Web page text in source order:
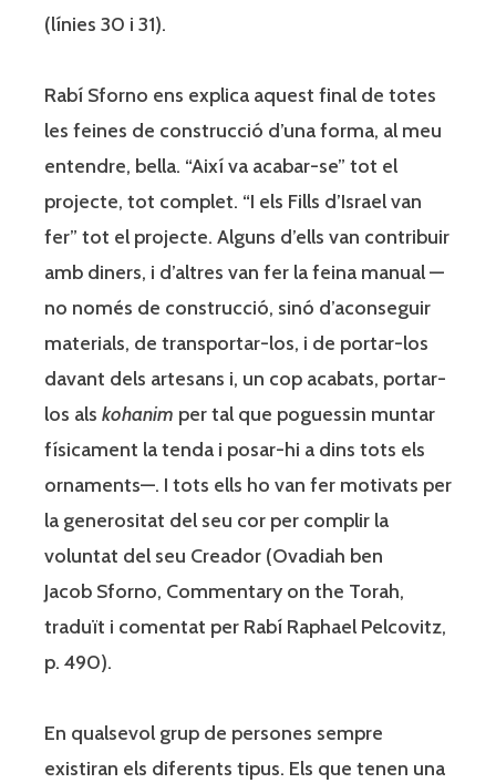
(línies 30 i 31).
Rabí Sforno ens explica aquest final de totes
les feines de construcció d’una forma, al meu
entendre, bella. “Així va acabar-se” tot el
projecte, tot complet. “I els Fills d’Israel van
fer” tot el projecte. Alguns d’ells van contribuir
amb diners, i d’altres van fer la feina manual —
no només de construcció, sinó d’aconseguir
materials, de transportar-los, i de portar-los
davant dels artesans i, un cop acabats, portar-
los als kohanim per tal que poguessin muntar
físicament la tenda i posar-hi a dins tots els
ornaments—. I tots ells ho van fer motivats per
la generositat del seu cor per complir la
voluntat del seu Creador (Ovadiah ben
Jacob Sforno, Commentary on the Torah,
traduït i comentat per Rabí Raphael Pelcovitz,
p. 490).
En qualsevol grup de persones sempre
existiran els diferents tipus. Els que tenen una